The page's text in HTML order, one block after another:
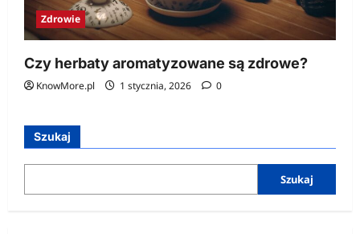
Zdrowie
Czy herbaty aromatyzowane są zdrowe?
KnowMore.pl 1 stycznia, 2026 0
Szukaj
Szukaj